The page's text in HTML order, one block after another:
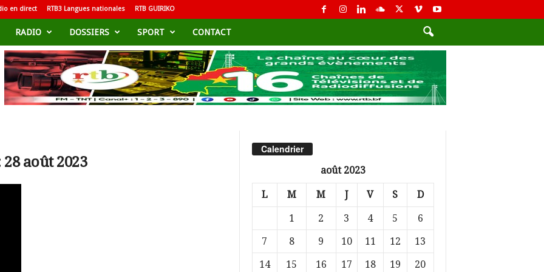
en direct RTB3 Langues nationales RTB GUIRIKO
RADIO DOSSIERS SPORT CONTACT
août 2023
Calendrier
août 2023
L M M J V S D
1 2 3 4 5
6
7
8 9 10 11 12
13
14
15 16 17 18 19
20